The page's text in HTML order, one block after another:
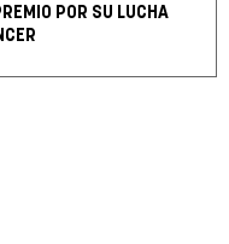
POR SU LUCHA